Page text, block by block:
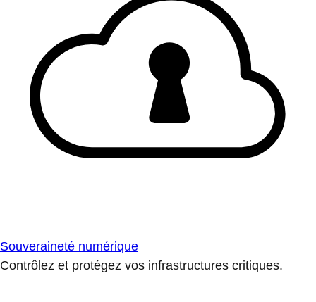
Souveraineté numérique
Contrôlez et protégez vos infrastructures critiques.